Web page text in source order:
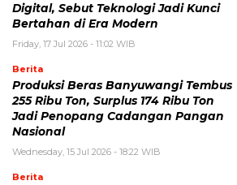
Digital, Sebut Teknologi Jadi Kunci
Bertahan di Era Modern
Friday, 17 Jul 2026 - 11:02 WIB
Berita
Produksi Beras Banyuwangi Tembus
255 Ribu Ton, Surplus 174 Ribu Ton
Jadi Penopang Cadangan Pangan
Nasional
Wednesday, 15 Jul 2026 - 18:22 WIB
Berita